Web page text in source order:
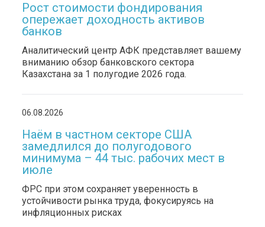
Рост стоимости фондирования
опережает доходность активов
банков
Аналитический центр АФК представляет вашему
вниманию обзор банковского сектора
Казахстана за 1 полугодие 2026 года.
06.08.2026
Наём в частном секторе США
замедлился до полугодового
минимума – 44 тыс. рабочих мест в
июле
ФРС при этом сохраняет уверенность в
устойчивости рынка труда, фокусируясь на
инфляционных рисках